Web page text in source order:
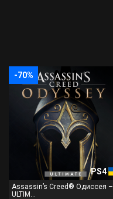
-70%
PS4
Assassin’s Creed® Одиссея –
ULTIM...